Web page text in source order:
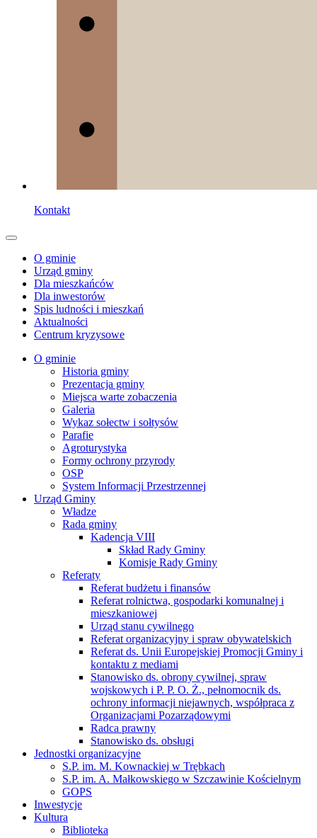
Kontakt
O gminie
Urząd gminy
Dla mieszkańców
Dla inwestorów
Spis ludności i mieszkań
Aktualności
Centrum kryzysowe
O gminie
Historia gminy
Prezentacja gminy
Miejsca warte zobaczenia
Galeria
Wykaz sołectw i sołtysów
Parafie
Agroturystyka
Formy ochrony przyrody
OSP
System Informacji Przestrzennej
Urząd Gminy
Władze
Rada gminy
Kadencja VIII
Skład Rady Gminy
Komisje Rady Gminy
Referaty
Referat budżetu i finansów
Referat rolnictwa, gospodarki komunalnej i
mieszkaniowej
Urząd stanu cywilnego
Referat organizacyjny i spraw obywatelskich
Referat ds. Unii Europejskiej Promocji Gminy i
kontaktu z mediami
Stanowisko ds. obrony cywilnej, spraw
wojskowych i P. P. O. Ż., pełnomocnik ds.
ochrony informacji niejawnych, współpraca z
Organizacjami Pozarządowymi
Radca prawny
Stanowisko ds. obsługi
Jednostki organizacyjne
S.P. im. M. Kownackiej w Trębkach
S.P. im. A. Małkowskiego w Szczawinie Kościelnym
GOPS
Inwestycje
Kultura
Biblioteka